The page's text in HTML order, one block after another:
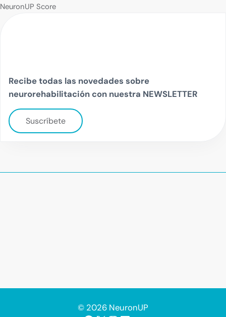
NeuronUP Score
Recibe todas las novedades sobre
neurorehabilitación con nuestra NEWSLETTER
Suscríbete
© 2026 NeuronUP